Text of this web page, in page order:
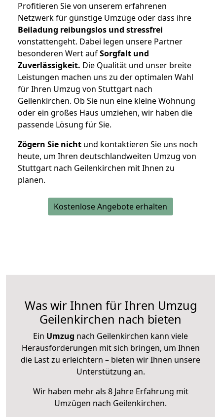
Profitieren Sie von unserem erfahrenen
Netzwerk für günstige Umzüge oder dass ihre
Beiladung reibungslos und stressfrei
vonstattengeht. Dabei legen unsere Partner
besonderen Wert aufSorgfalt und
Zuverlässigkeit. Die Qualität und unser breite
Leistungen machen uns zu der optimalen Wahl
für Ihren Umzug von Stuttgart nach
Geilenkirchen. Ob Sie nun eine kleine Wohnung
oder ein großes Haus umziehen, wir haben die
passende Lösung für Sie.
Zögern Sie nicht und kontaktieren Sie uns noch
heute, um Ihren deutschlandweiten Umzug von
Stuttgart nach Geilenkirchen mit Ihnen zu
planen.
Kostenlose Angebote erhalten
Was wir Ihnen für Ihren Umzug
Geilenkirchen nach bieten
Ein Umzug nach Geilenkirchen kann viele
Herausforderungen mit sich bringen, um Ihnen
die Last zu erleichtern – bieten wir Ihnen unsere
Unterstützung an.
Wir haben mehr als 8 Jahre Erfahrung mit
Umzügen nach Geilenkirchen.